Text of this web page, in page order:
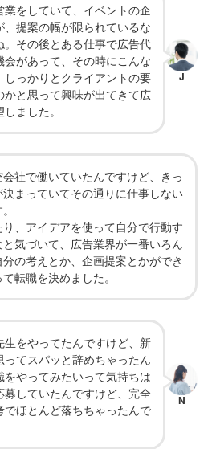
をしていて、イベントの企
提案の幅が限られているな
。その後とある仕事で広告代
があって、その時にこんな
っかりとクライアントの要
と思って興味が出てきて広
ました。
J
社で働いていたんですけど、きっ
まっていてその通りに仕事しない
、アイデアを使って自分で行動す
気づいて、広告業界が一番いろん
の考えとか、企画提案とかができ
転職を決めました。
をやってたんですけど、新
ってスパッと辞めちゃったん
やってみたいって気持ちは
していたんですけど、完全
ほとんど落ちちゃったんで
N